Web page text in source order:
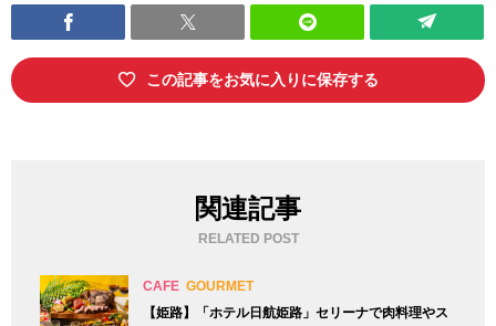
この記事をお気に入りに保存する
関連記事
RELATED POST
CAFE GOURMET
【姫路】「ホテル日航姫路」セリーナで肉料理やス